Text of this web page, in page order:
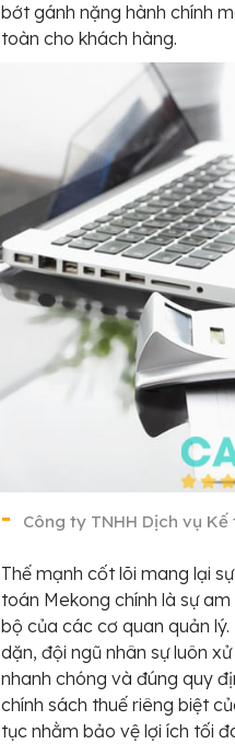
bớt gánh nặng hành chính
toàn cho khách hàng.
Công ty TNHH Dịch vụ
Thế mạnh cốt lõi mang lại
toán Mekong chính là sự
bộ của các cơ quan quản
dặn, đội ngũ nhân sự luôn
nhanh chóng và đúng quy
chính sách thuế riêng biệt
tục nhằm bảo vệ lợi ích tối